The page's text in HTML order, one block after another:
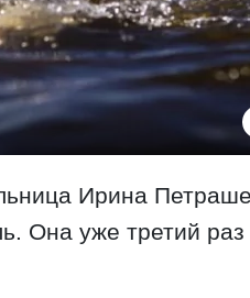
Ирина
Она уже третий раз